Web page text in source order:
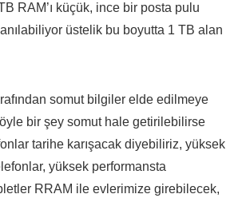
RAM’ı küçük, ince bir posta pulu
üstelik bu boyutta 1 TB alan
somut bilgiler elde edilmeye
bir şey somut hale getirilebilirse
tarihe karışacak diyebiliriz, yüksek
yüksek performansta
RRAM ile evlerimize girebilecek,